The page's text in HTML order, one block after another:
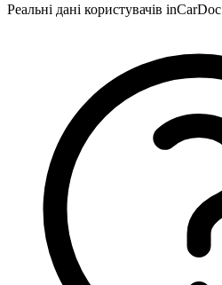
Реальні дані користувачів inCarDoc